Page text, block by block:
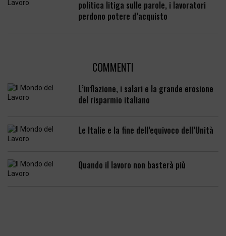
politica litiga sulle parole, i lavoratori
perdono potere d’acquisto
COMMENTI
L’inflazione, i salari e la grande erosione
del risparmio italiano
Le Italie e la fine dell’equivoco dell’Unità
Quando il lavoro non basterà più